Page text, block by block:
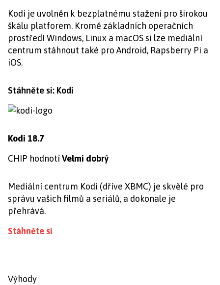
Kodi je uvolněn k bezplatnému stažení pro širokou
škálu platforem. Kromě základních operačních
prostředí Windows, Linux a macOS si lze mediální
centrum stáhnout také pro Android, Rapsberry Pi a
iOS.
Stáhněte si: Kodi
Kodi 18.7
CHIP hodnotíVelmi dobrý
Mediální centrum Kodi (dříve XBMC) je skvělé pro
správu vašich filmů a seriálů, a dokonale je
přehrává.
Stáhněte si
Výhody